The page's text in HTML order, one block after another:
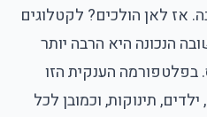
לאן הולכים? לקטלוגים
הנכונה היא הרבה יותר
הענקית הזו
תינוקות, וכמובן לכל